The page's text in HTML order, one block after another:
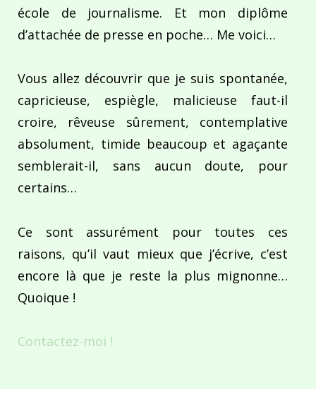
école de journalisme. Et mon diplôme
d’attachée de presse en poche… Me voici…
Vous allez découvrir que je suis spontanée,
capricieuse, espiègle, malicieuse faut-il
croire, rêveuse sûrement, contemplative
absolument, timide beaucoup et agaçante
semblerait-il, sans aucun doute, pour
certains…
Ce sont assurément pour toutes ces
raisons, qu’il vaut mieux que j’écrive, c’est
encore là que je reste la plus mignonne…
Quoique !
Contactez-moi !